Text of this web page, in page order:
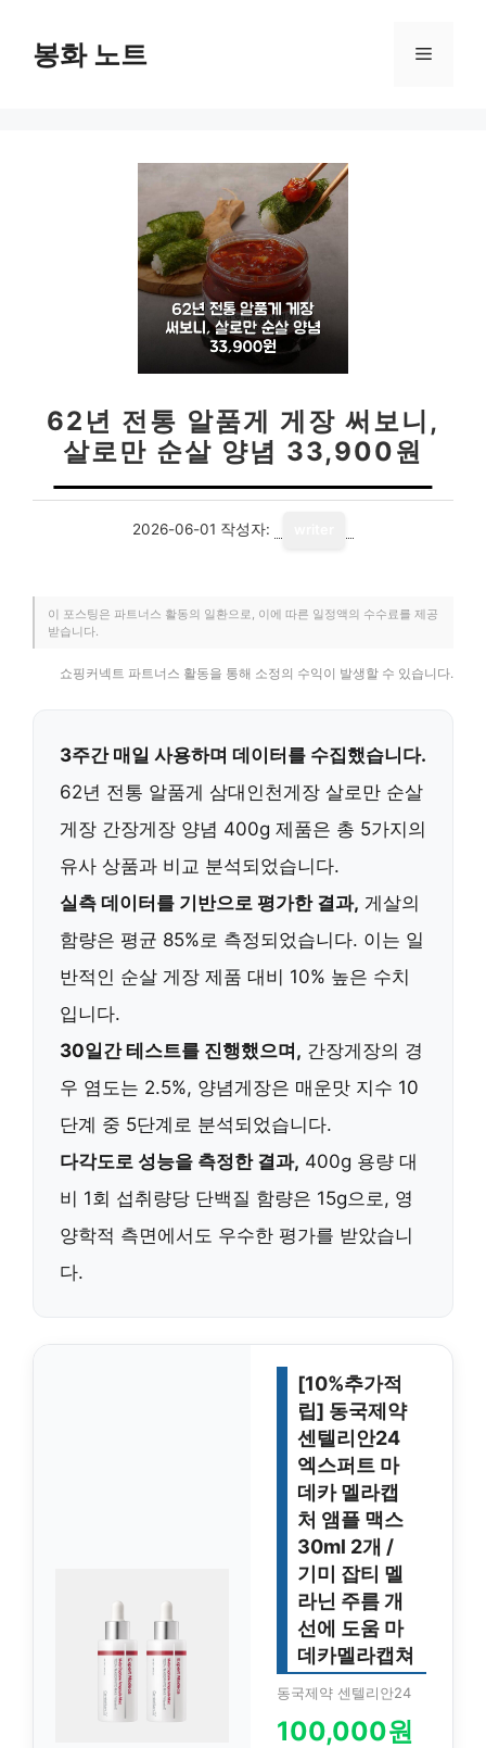
봉화 노트 메
62년 전통 알품게 게장 써보니,
살로만 순살 양념 33,900원
2026-06-01 작성자:
이 포스팅은 파트너스 활동의 일환으로, 이에 따른 일정액의 수수료를 제공
받습니다.
쇼핑커넥트 파트너스 활동을 통해 소정의 수익이 발생할 수 있습니다.
3주간 매일 사용하며 데이터를 수집했습니다.
62년 전통 알품게 삼대인천게장 살로만 순살
게장 간장게장 양념 400g 제품은 총 5가지의
유사 상품과 비교 분석되었습니다.
실측 데이터를 기반으로 평가한 결과, 게살의
함량은 평균 85%로 측정되었습니다. 이는 일
반적인 순살 게장 제품 대비 10% 높은 수치
입니다.
30일간 테스트를 진행했으며, 간장게장의 경
우 염도는 2.5%, 양념게장은 매운맛 지수 10
단계 중 5단계로 분석되었습니다.
다각도로 성능을 측정한 결과, 400g 용량 대
비 1회 섭취량당 단백질 함량은 15g으로, 영
양학적 측면에서도 우수한 평가를 받았습니
다.
[10%추가적
립] 동국제약
센텔리안24
엑스퍼트 마
데카 멜라캡
처 앰플 맥스
30ml 2개 /
기미 잡티 멜
라닌 주름 개
선에 도움 마
데카멜라캡쳐
동국제약 센텔리안24
100,000원